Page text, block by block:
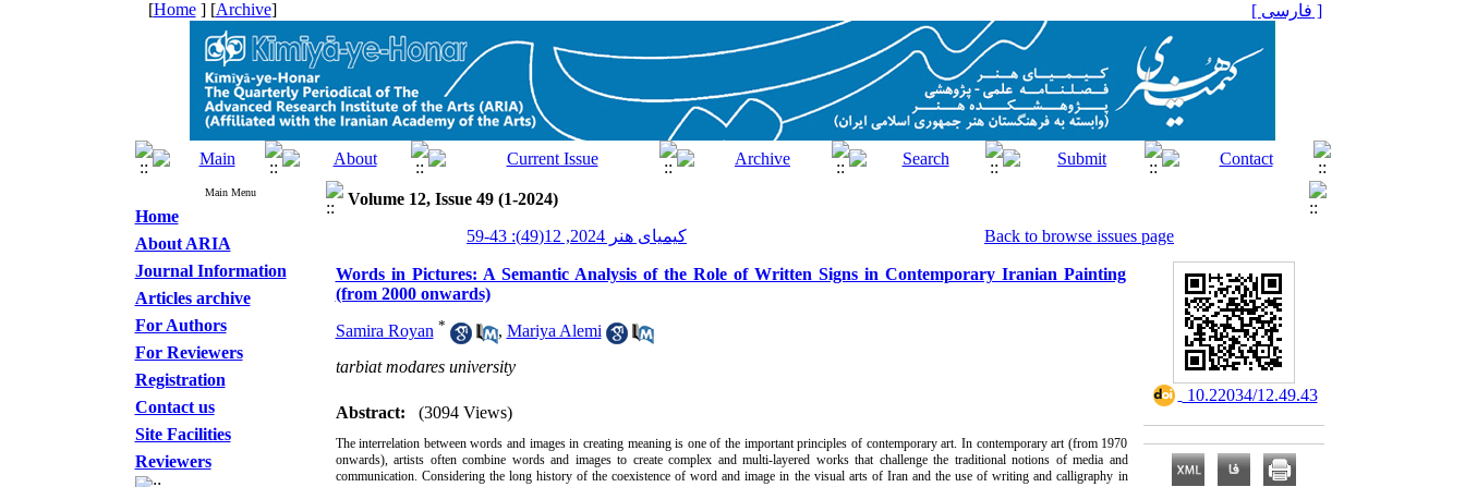
[Home] [Archive] [ فارسی ]
Main Menu
Home
About ARIA
Journal Information
Articles archive
For Authors
For Reviewers
Registration
Contact us
Site Facilities
Reviewers
Volume 12, Issue 49 (1-2024)
کیمیای هنر 2024, 12(49): 43-59
Back to browse issues page
Words in Pictures: A Semantic Analysis of the Role of Written Signs in Contemporary Iranian Painting
(from 2000 onwards)
Samira Royan * , Mariya Alemi
tarbiat modares university
Abstract: (3094 Views)
The interrelation between words and images in creating meaning is one of the important principles of contemporary art. In contemporary art (from 1970
onwards), artists often combine words and images to create complex and multi-layered works that challenge the traditional notions of media and
communication. Considering the long history of the coexistence of word and image in the visual arts of Iran and the use of writing and calligraphy in
‎ 10.22034/12.49.43